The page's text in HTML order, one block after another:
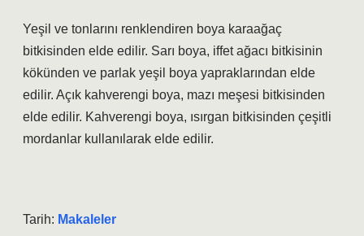
Yeşil ve tonlarını renklendiren boya karaağaç
bitkisinden elde edilir. Sarı boya, iffet ağacı bitkisinin
kökünden ve parlak yeşil boya yapraklarından elde
edilir. Açık kahverengi boya, mazı meşesi bitkisinden
elde edilir. Kahverengi boya, ısırgan bitkisinden çeşitli
mordanlar kullanılarak elde edilir.
Tarih: Makaleler